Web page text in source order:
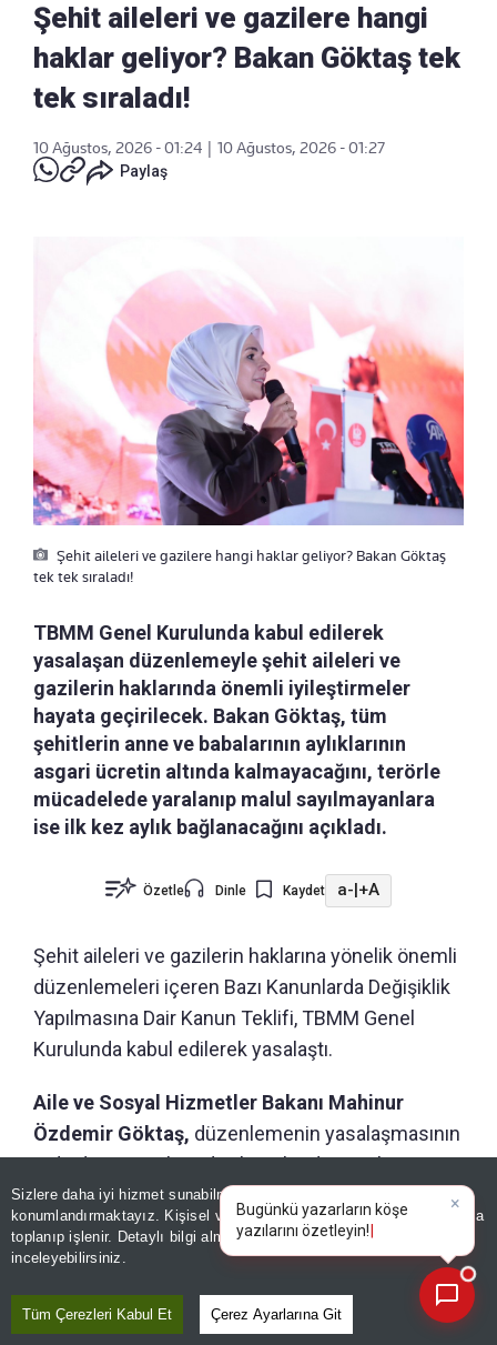
Sizlere daha iyi hizmet sunabilmek adına sitemizde
konumlandırmaktayız. Kişisel verileriniz, KVKK ve GDPR kapsamında
toplanıp işlenir. Detaylı bilgi almak içinAydınlatma Metnimizi
inceleyebilirsiniz.
Tüm Çerezleri Kabul Et Çerez Ayarlarına Git
Şehit aileleri ve gazilere hangi
haklar geliyor? Bakan Göktaş tek
tek sıraladı!
10 Ağustos, 2026 - 01:24
10 Ağustos, 2026 - 01:27
Paylaş
Şehit aileleri ve gazilere hangi haklar geliyor? Bakan Göktaş
tek tek sıraladı!
TBMM Genel Kurulunda kabul edilerek
yasalaşan düzenlemeyle şehit aileleri ve
gazilerin haklarında önemli iyileştirmeler
hayata geçirilecek. Bakan Göktaş, tüm
şehitlerin anne ve babalarının aylıklarının
asgari ücretin altında kalmayacağını, terörle
mücadelede yaralanıp malul sayılmayanlara
ise ilk kez aylık bağlanacağını açıkladı.
Özetle Dinle Kaydet a-|+A
Şehit aileleri ve gazilerin haklarına yönelik önemli
düzenlemeleri içeren Bazı Kanunlarda Değişiklik
Yapılmasına Dair Kanun Teklifi, TBMM Genel
Kurulunda kabul edilerek yasalaştı.
Aile ve Sosyal Hizmetler Bakanı Mahinur
Özdemir Göktaş, düzenlemenin yasalaşmasının
ardından sosyal medya hesabından paylaşım
yaptı.
Bugünkü yazarl|